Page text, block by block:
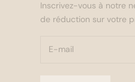
Inscrivez-vous à notre
de réduction sur votre